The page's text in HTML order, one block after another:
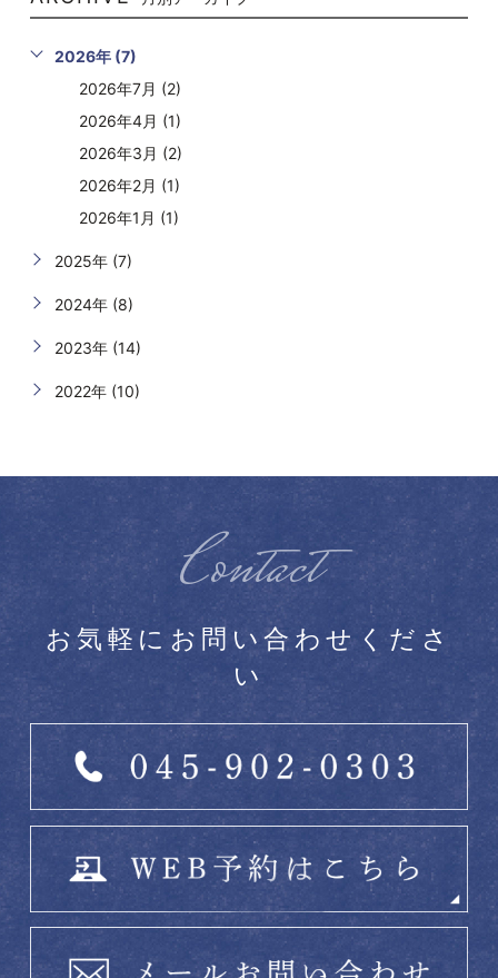
2026年 (7)
2026年7月 (2)
2026年4月 (1)
2026年3月 (2)
2026年2月 (1)
2026年1月 (1)
2025年 (7)
2024年 (8)
2023年 (14)
2022年 (10)
Contact
お気軽にお問い合わせくださ
い